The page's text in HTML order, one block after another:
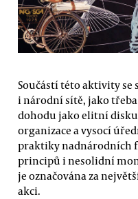
Součástí této aktivity
i národní sítě, jako
dohodu jako elitní
organizace a vysocí
praktiky nadnárodních
principů i nesolidní
je označována za
akci.